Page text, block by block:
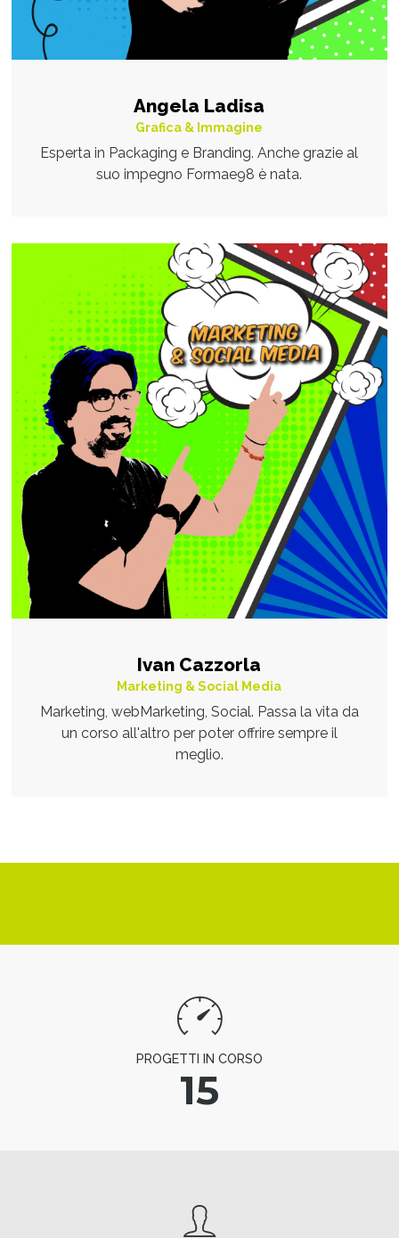
Angela Ladisa
Grafica & Immagine
Esperta in Packaging e Branding. Anche grazie al
suo impegno Formae98 è nata.
Ivan Cazzorla
Marketing & Social Media
Marketing, webMarketing, Social. Passa la vita da
un corso all'altro per poter offrire sempre il
meglio.
PROGETTI IN CORSO
15